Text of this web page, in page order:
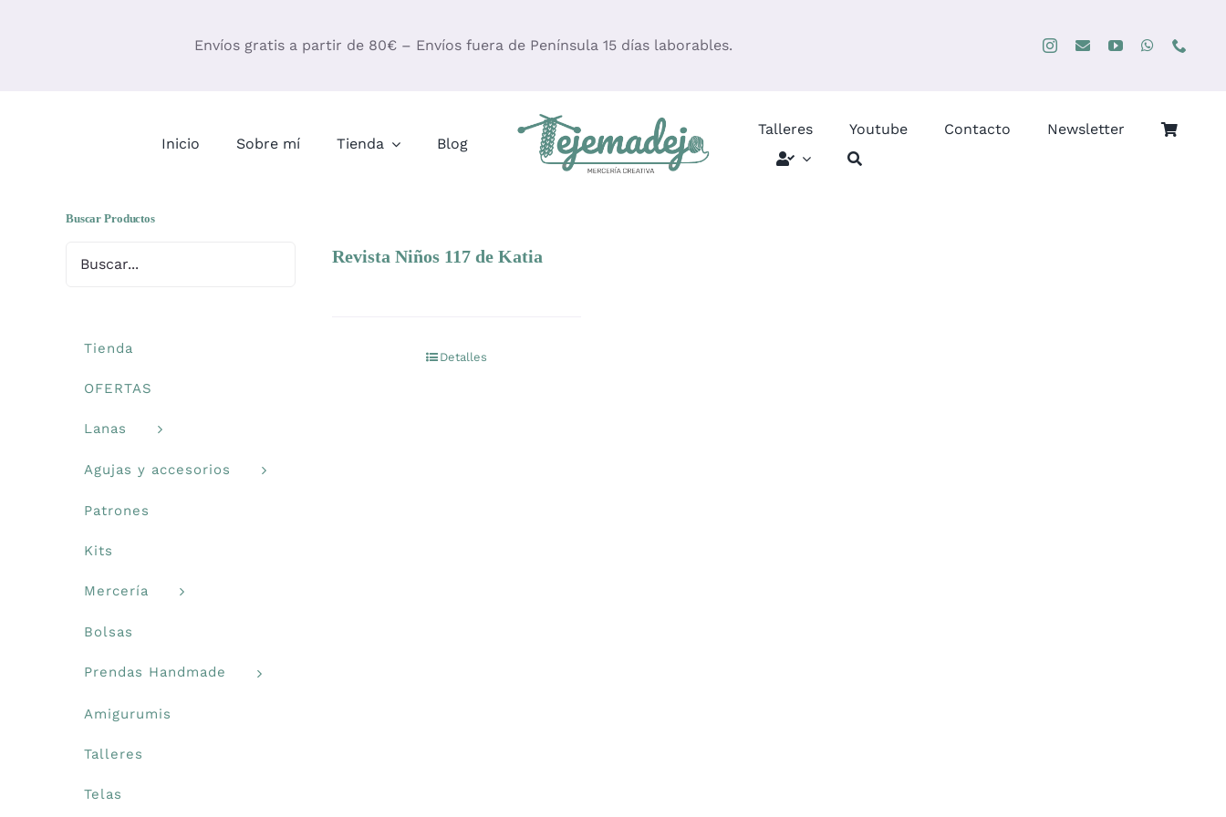
Envíos gratis a partir de 80€ – Envíos fuera de Península 15 días laborables.
Inicio Sobre mí Tienda Blog
Talleres Youtube Contacto Newsletter
Revista Niños 117 de Katia
Detalles
Buscar Productos
Tienda
OFERTAS
Lanas
Agujas y accesorios
Patrones
Kits
Mercería
Bolsas
Prendas Handmade
Amigurumis
Talleres
Telas